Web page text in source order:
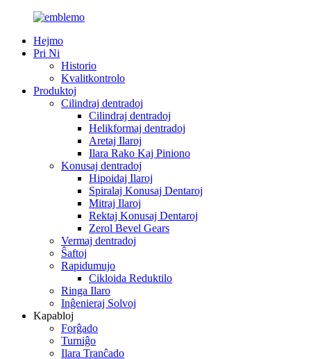
Hejmo
Pri Ni
Historio
Kvalitkontrolo
Produktoj
Cilindraj dentradoj
Cilindraj dentradoj
Helikformaj dentradoj
Aretaj Ilaroj
Ilara Rako Kaj Piniono
Konusaj dentradoj
Hipoidaj Ilaroj
Spiralaj Konusaj Dentaroj
Mitraj Ilaroj
Rektaj Konusaj Dentaroj
Zerol Bevel Gears
Vermaj dentradoj
Ŝaftoj
Rapidumujo
Cikloida Reduktilo
Ringa Ilaro
Inĝenieraj Solvoj
Kapabloj
Forĝado
Turniĝo
Ilara Tranĉado